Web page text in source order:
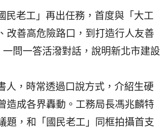
老工」再出任務，首度與「大工
改善高危險路口，到打造行人友善
問一答活潑對話，說明新北市建設
，時常透過口說方式，介紹生硬
造成各界轟動。工務局長馮兆麟特
題，和「國民老工」同框拍攝首支